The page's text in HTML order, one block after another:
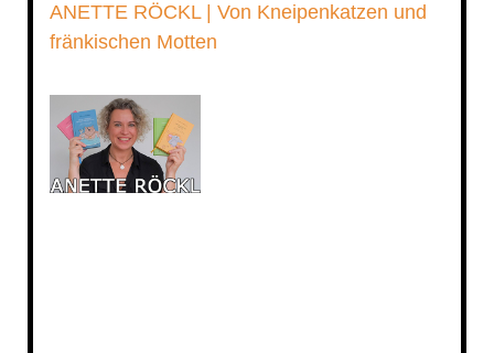
ANETTE RÖCKL | Von Kneipenkatzen und
fränkischen Motten